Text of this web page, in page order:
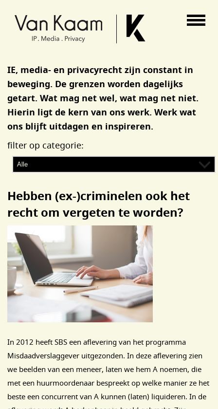
IE, media- en privacyrecht zijn constant in
beweging. De grenzen worden dagelijks
getart. Wat mag net wel, wat mag net niet.
Hierin ligt de kern van ons werk. Werk wat
ons blijft uitdagen en inspireren.
filter op categorie:
Hebben (ex-)criminelen ook het
recht om vergeten te worden?
In 2012 heeft SBS een aflevering van het programma
Misdaadverslaggever uitgezonden. In deze aflevering zien
we beelden van een meneer, laten we hem A noemen, die
met een huurmoordenaar bespreekt op welke manier ze het
beste een concurrent van A kunnen (laten) liquideren. In de